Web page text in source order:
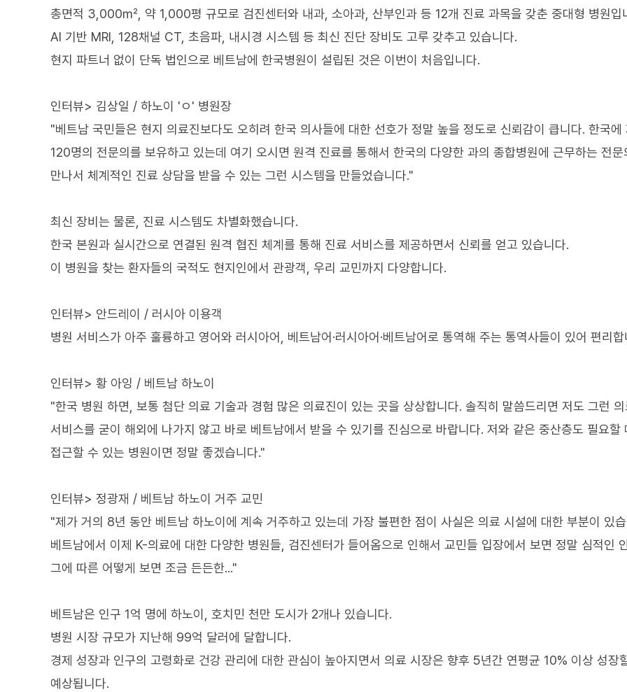
총면적 3,000㎡, 약 1,000평 규모로 검진센터와 내과, 소아과, 산부인과 등 12개 진료 과목을 갖춘 중대형 병원입
AI 기반 MRI, 128채널 CT, 초음파, 내시경 시스템 등 최신 진단 장비도 고루 갖추고 있습니다.
현지 파트너 없이 단독 법인으로 베트남에 한국병원이 설립된 것은 이번이 처음입니다.
인터뷰> 김상일 / 하노이 'ㅇ' 병원장
"베트남 국민들은 현지 의료진보다도 오히려 한국 의사들에 대한 선호가 정말 높을 정도로 신뢰감이 큽니다. 한국에
120명의 전문의를 보유하고 있는데 여기 오시면 원격 진료를 통해서 한국의 다양한 과의 종합병원에 근무하는 전문
만나서 체계적인 진료 상담을 받을 수 있는 그런 시스템을 만들었습니다."
최신 장비는 물론, 진료 시스템도 차별화했습니다.
한국 본원과 실시간으로 연결된 원격 협진 체계를 통해 진료 서비스를 제공하면서 신뢰를 얻고 있습니다.
이 병원을 찾는 환자들의 국적도 현지인에서 관광객, 우리 교민까지 다양합니다.
인터뷰> 안드레이 / 러시아 이용객
병원 서비스가 아주 훌륭하고 영어와 러시아어, 베트남어·러시아어·베트남어로 통역해 주는 통역사들이 있어 편리합
인터뷰> 황 아잉 / 베트남 하노이
"한국 병원 하면, 보통 첨단 의료 기술과 경험 많은 의료진이 있는 곳을 상상합니다. 솔직히 말씀드리면 저도 그런 의
서비스를 굳이 해외에 나가지 않고 바로 베트남에서 받을 수 있기를 진심으로 바랍니다. 저와 같은 중산층도 필요할
접근할 수 있는 병원이면 정말 좋겠습니다."
인터뷰> 정광재 / 베트남 하노이 거주 교민
"제가 거의 8년 동안 베트남 하노이에 계속 거주하고 있는데 가장 불편한 점이 사실은 의료 시설에 대한 부분이 있
베트남에서 이제 K-의료에 대한 다양한 병원들, 검진센터가 들어옴으로 인해서 교민들 입장에서 보면 정말 심적인
그에 따른 어떻게 보면 조금 든든한..."
베트남은 인구 1억 명에 하노이, 호치민 천만 도시가 2개나 있습니다.
병원 시장 규모가 지난해 99억 달러에 달합니다.
경제 성장과 인구의 고령화로 건강 관리에 대한 관심이 높아지면서 의료 시장은 향후 5년간 연평균 10% 이상 성장
예상됩니다.